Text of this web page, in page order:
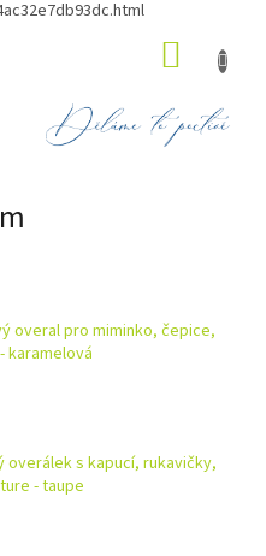
overal pro miminko, čepice,
karamelová
overálek s kapucí, rukavičky,
- taupe